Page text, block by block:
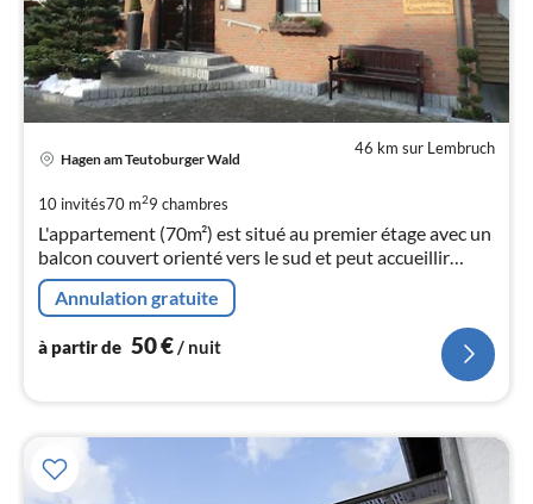
46 km sur Lembruch
Hagen am Teutoburger Wald
10 invités70 m29 chambres
L'appartement (70m²) est situé au premier étage avec un
balcon couvert orienté vers le sud et peut accueillir
jusqu'à 6 personnes. En cas de besoin supplémentaire,
un appartement au sous-sol peut accueillir 4 personnes.
Annulation gratuite
à partir de 50€/ nuit